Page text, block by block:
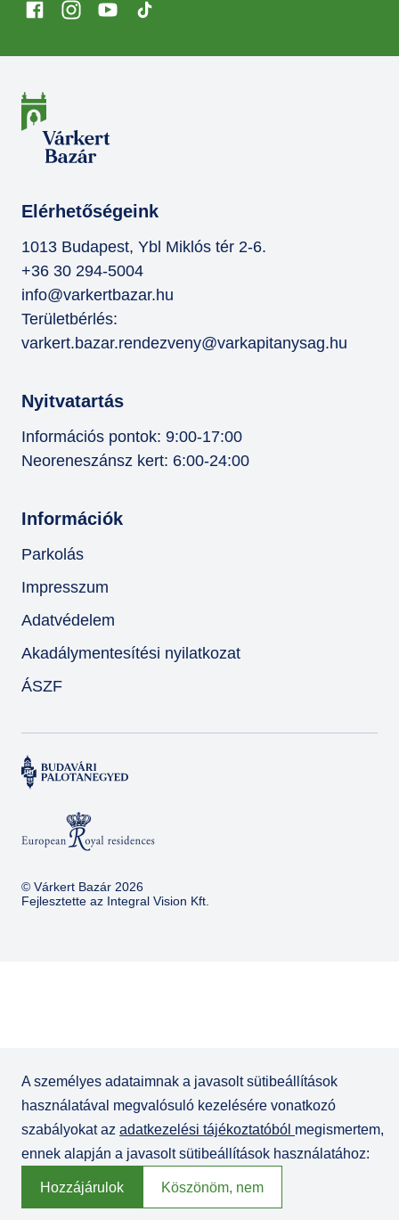
Elérhetőségeink
1013 Budapest, Ybl Miklós tér 2-6.
+36 30 294-5004
info@varkertbazar.hu
Területbérlés:
varkert.bazar.rendezveny@varkapitanysag.hu
Nyitvatartás
Információs pontok: 9:00-17:00
Neoreneszánsz kert: 6:00-24:00
Információk
Parkolás
Impresszum
Adatvédelem
Akadálymentesítési nyilatkozat
ÁSZF
© Várkert Bazár 2026
Fejlesztette az Integral Vision Kft.
A személyes adataimnak a javasolt sütibeállítások
használatával megvalósuló kezelésére vonatkozó
szabályokat az adatkezelési tájékoztatóból megismertem,
ennek alapján a javasolt sütibeállítások használatához:
Hozzájárulok Köszönöm, nem